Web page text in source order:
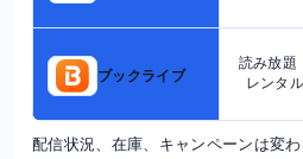
ブックライブ
読み放題
レンタル
配信状況、在庫、キャンペーンは変